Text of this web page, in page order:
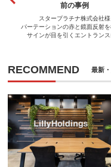
前の事例
スタープラチナ株式会社様
パーテーションの赤と鏡面反射
サインが目を引くエントランス
RECOMMEND 最新